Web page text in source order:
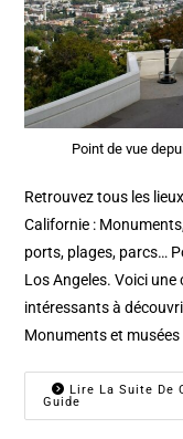
Point de vue
Retrouvez tous les
Californie :
ports, plages, parcs…
Los Angeles. Voici une
intéressants à
Monuments et
Lire La Suite De
Guide